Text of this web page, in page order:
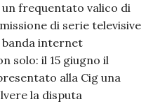
frequentato valico di
di serie televisive
internet
solo: il 15 giugno il
alla Cig una
la disputa